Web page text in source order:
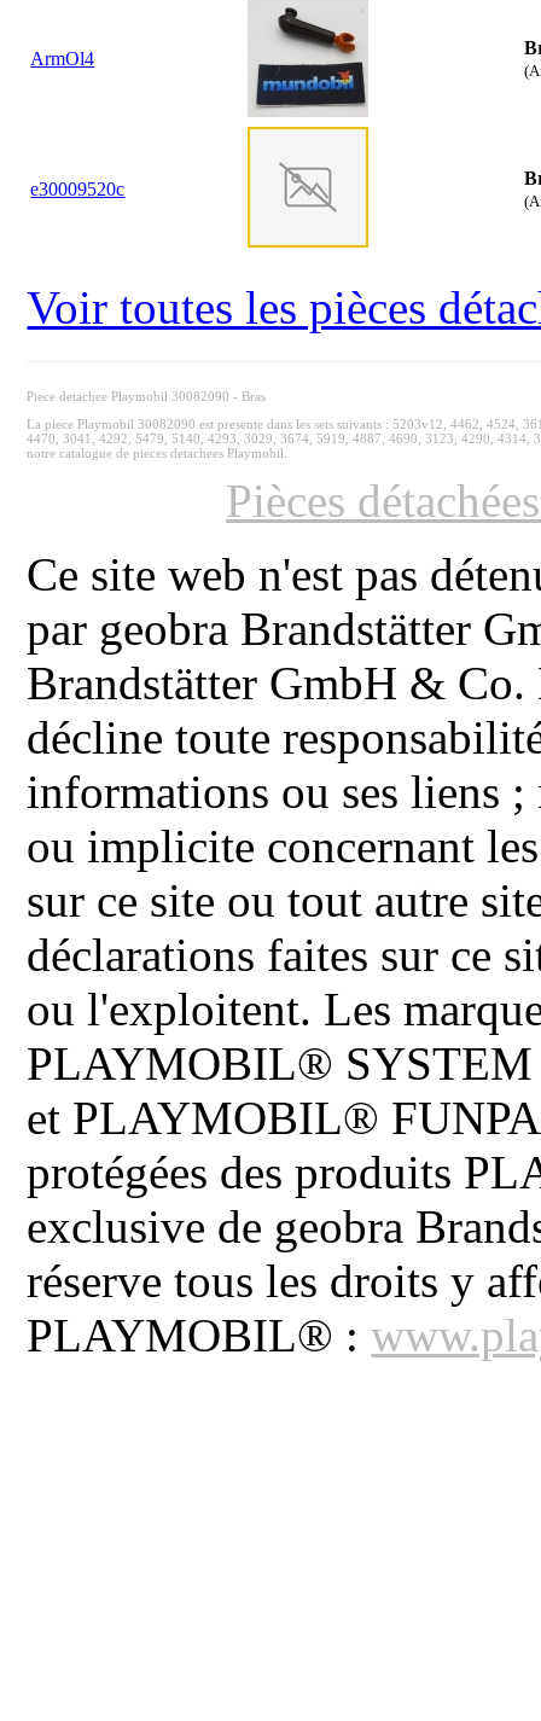
ArmOl4
e30009520c
Voir toutes les pièces
Piece detachee Playmobil 30082090 - Bras
La piece Playmobil 30082090 est presente dans les sets suivants : 5203v12, 4462,
4470, 3041, 4292, 5479, 5140, 4293, 3029, 3674, 5919, 4887, 4690, 3123, 4290,
notre catalogue de pieces detachees Playmobil.
Pièces
Ce site web n'est pas
par geobra Brandstätter
Brandstätter GmbH & Co.
décline toute
informations ou ses liens ;
ou implicite concernant
sur ce site ou tout autre
déclarations faites sur ce
ou l'exploitent. Les
PLAYMOBIL®
et PLAYMOBIL®
protégées des produits
exclusive de geobra
réserve tous les droits y
PLAYMOBIL® :